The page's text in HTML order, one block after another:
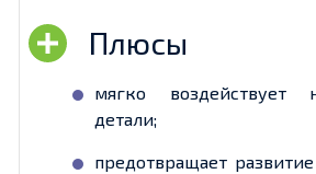
мягко воздействует
детали;
предотвращает